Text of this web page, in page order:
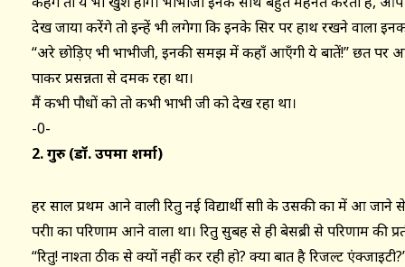
देख जाया करेंगे तो इन्हें भी लगेगा कि इनके सिर पर हाथ रखने वाला इनका
‘‘अरे छोड़िए भी भाभीजी, इनकी समझ में कहाँ आएँगी ये बातें!’’ छत पर
पाकर प्रसन्नता से दमक रहा था।
मैं कभी पौधों को तो कभी भाभी जी को देख रहा था।
-0-
2. गुरु (डॉ. उपमा शर्मा)
हर साल प्रथम आने वाली रितु नई विद्यार्थी साक्षी के उसकी कक्षा में आ
परीक्षा का परिणाम आने वाला था। रितु सुबह से ही बेसब्री से परिणाम की
“रितु! नाश्ता ठीक से क्यों नहीं कर रही हो? क्या बात है रिजल्ट